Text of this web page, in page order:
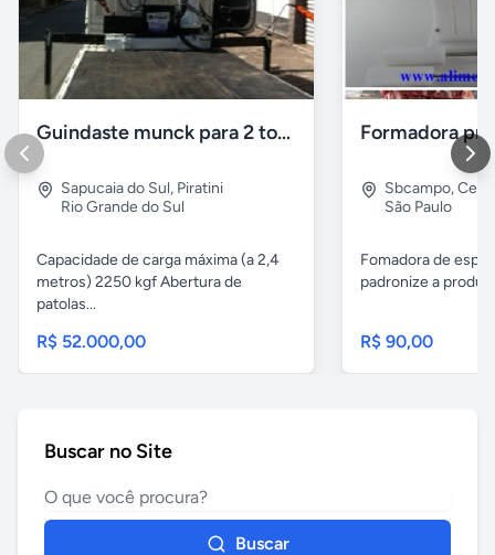
Guindaste munck para 2 toneladas
Sapucaia do Sul, Piratini
Rio Grande do Sul
Capacidade de carga máxima (a 2,4
metros) 2250 kgf Abertura de
patolas...
R$ 52.000,00
Sbcampo,
São Paulo
Fomadora de
padronize a
R$ 90,00
Buscar no Site
Buscar